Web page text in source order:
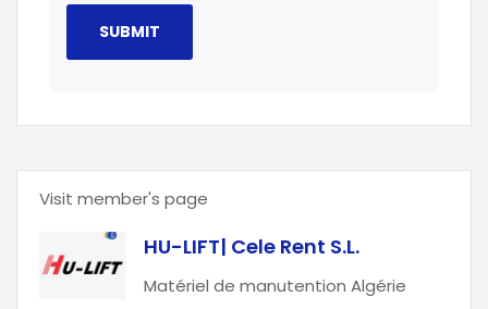
Visit member's page
HU-LIFT| Cele Rent S.L.
Matériel de manutention Algérie